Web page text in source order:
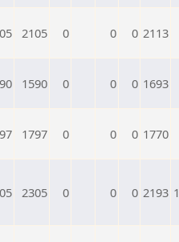
2105 0 0 0 2113
1590 0 0 0 1693
1797 0 0 0 1770
2305 0 0 0 2193